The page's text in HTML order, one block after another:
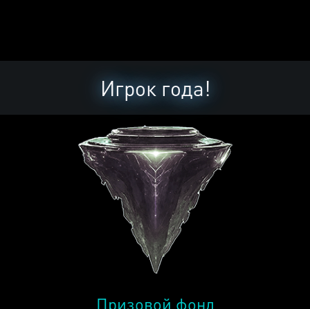
Игрок года!
Призовой фонд